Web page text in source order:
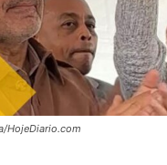
HojeDiario.com